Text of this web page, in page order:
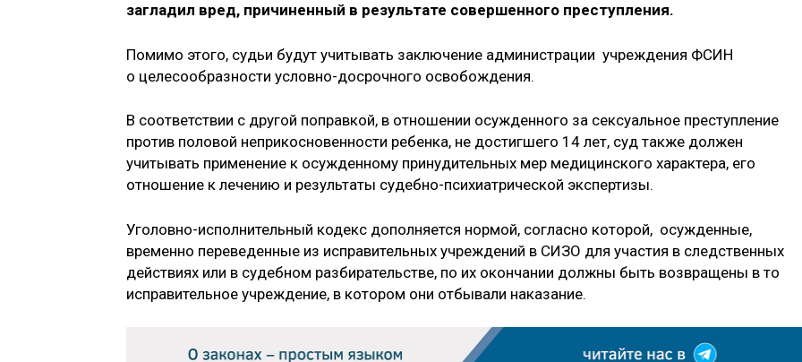
загладил вред, причиненный в результате совершенного преступления.
Помимо этого, судьи будут учитывать заключение администрации учреждения ФСИН
о целесообразности условно-досрочного освобождения.
В соответствии с другой поправкой, в отношении осужденного за сексуальное преступление
против половой неприкосновенности ребенка, не достигшего 14 лет, суд также должен
учитывать применение к осужденному принудительных мер медицинского характера, его
отношение к лечению и результаты судебно-психиатрической экспертизы.
Уголовно-исполнительный кодекс дополняется нормой, согласно которой, осужденные,
временно переведенные из исправительных учреждений в СИЗО для участия в следственных
действиях или в судебном разбирательстве, по их окончании должны быть возвращены в то
исправительное учреждение, в котором они отбывали наказание.